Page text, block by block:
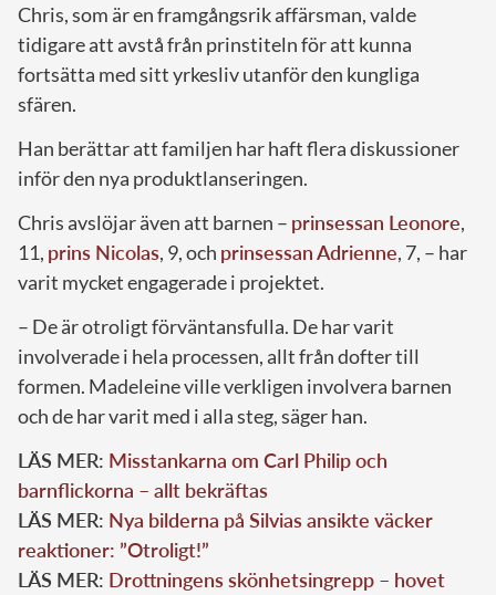
Chris, som är en framgångsrik affärsman, valde
tidigare att avstå från prinstiteln för att kunna
fortsätta med sitt yrkesliv utanför den kungliga
sfären.
Han berättar att familjen har haft flera diskussioner
inför den nya produktlanseringen.
Chris avslöjar även att barnen – prinsessan Leonore,
11, prins Nicolas, 9, och prinsessan Adrienne, 7, – har
varit mycket engagerade i projektet.
– De är otroligt förväntansfulla. De har varit
involverade i hela processen, allt från dofter till
formen. Madeleine ville verkligen involvera barnen
och de har varit med i alla steg, säger han.
LÄS MER: Misstankarna om Carl Philip och
barnflickorna – allt bekräftas
LÄS MER: Nya bilderna på Silvias ansikte väcker
reaktioner: ”Otroligt!”
LÄS MER: Drottningens skönhetsingrepp – hovet